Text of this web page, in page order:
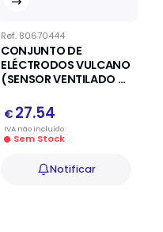
Ref. 80670444
CONJUNTO DE
ELÉCTRODOS VULCANO
(SENSOR VENTILADO 2)
€ 27.54
IVA nãoincluído
Sem Stock
Notificar